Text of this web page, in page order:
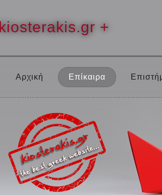
kiosterakis.gr +
Αρχική Επίκαιρα